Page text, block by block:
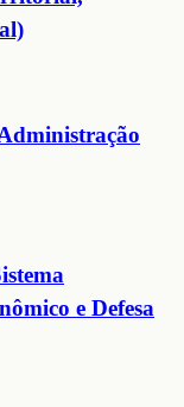
e Defesa